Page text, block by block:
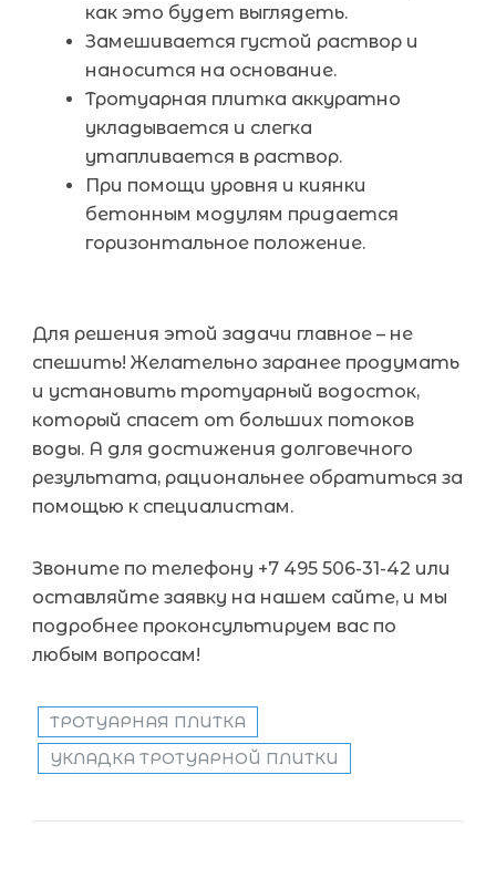
как это будет выглядеть.
Замешивается густой раствор и
наносится на основание.
Тротуарная плитка аккуратно
укладывается и слегка
утапливается в раствор.
При помощи уровня и киянки
бетонным модулям придается
горизонтальное положение.
Для решения этой задачи главное – не
спешить! Желательно заранее продумать
и установить тротуарный водосток,
который спасет от больших потоков
воды. А для достижения долговечного
результата, рациональнее обратиться за
помощью к специалистам.
Звоните по телефону +7 495 506-31-42 или
оставляйте заявку на нашем сайте, и мы
подробнее проконсультируем вас по
любым вопросам!
ТРОТУАРНАЯ ПЛИТКА
УКЛАДКА ТРОТУАРНОЙ ПЛИТКИ